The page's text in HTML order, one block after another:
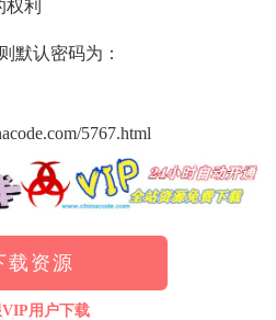
利
默认密码为：
5767.html
载资源
用户下载